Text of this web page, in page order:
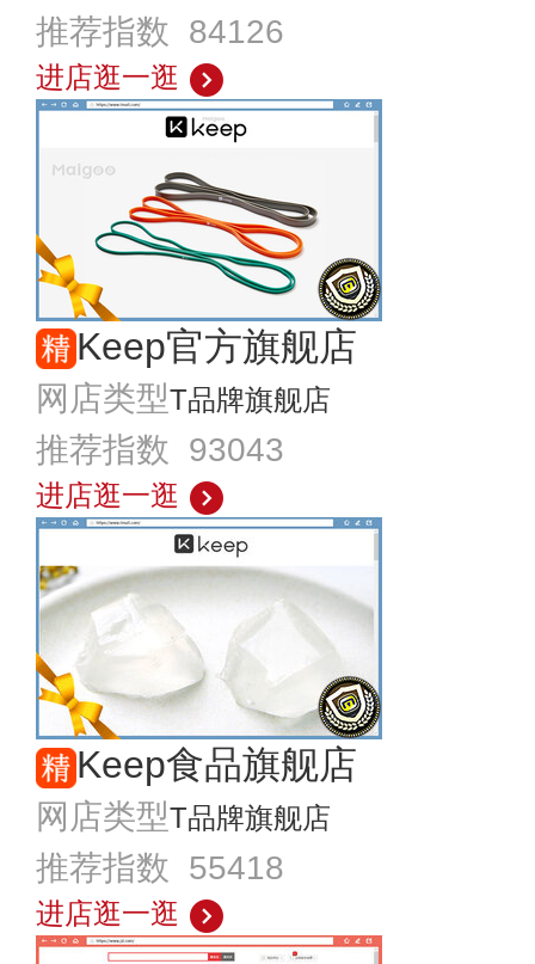
推荐指数 84126
进店逛一逛
Keep官方旗舰店
网店类型T品牌旗舰店
推荐指数 93043
进店逛一逛
Keep食品旗舰店
网店类型T品牌旗舰店
推荐指数 55418
进店逛一逛